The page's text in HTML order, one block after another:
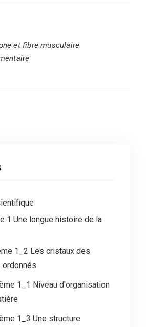
et fibre musculaire
1 Une longue histoire de la
1_2 Les cristaux des
1_1 Niveau d'organisation
1_3 Une structure